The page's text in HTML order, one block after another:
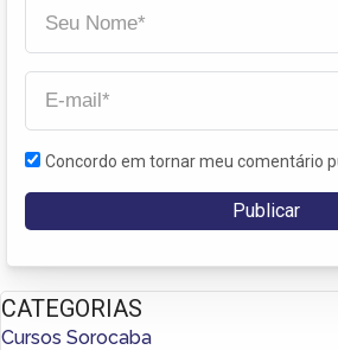
Concordo em tornar meu comentário
CATEGORIAS
Cursos Sorocaba